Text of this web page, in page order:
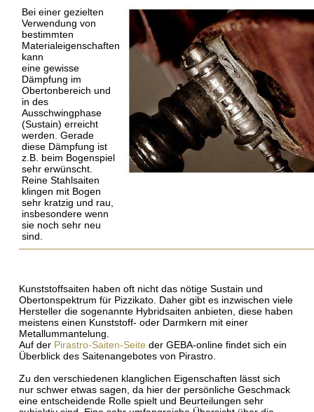
Bei einer gezielten
Verwendung von
bestimmten
Materialeigenschaften
kann
eine gewisse
Dämpfung im
Obertonbereich und
in des
Ausschwingphase
(Sustain) erreicht
werden. Gerade
diese Dämpfung ist
z.B. beim Bogenspiel
sehr erwünscht.
Reine Stahlsaiten
klingen mit Bogen
sehr kratzig und rau,
insbesondere wenn
sie noch sehr neu
sind.
Kunststoffsaiten haben oft nicht das nötige Sustain und
Obertonspektrum für Pizzikato. Daher gibt es inzwischen viele
Hersteller die sogenannte Hybridsaiten anbieten, diese haben
meistens einen Kunststoff- oder Darmkern mit einer
Metallummantelung.
Auf der Pirastro-Saiten-Seite der GEBA-online findet sich ein
Überblick des Saitenangebotes von Pirastro.
Zu den verschiedenen klanglichen Eigenschaften lässt sich
nur schwer etwas sagen, da hier der persönliche Geschmack
eine entscheidende Rolle spielt und Beurteilungen sehr